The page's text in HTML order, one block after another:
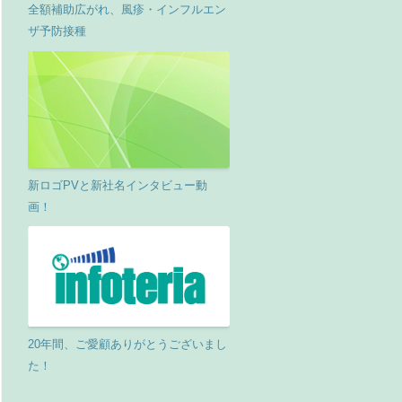
全額補助広がれ、風疹・インフルエン
ザ予防接種
新ロゴPVと新社名インタビュー動
画！
20年間、ご愛顧ありがとうございまし
た！